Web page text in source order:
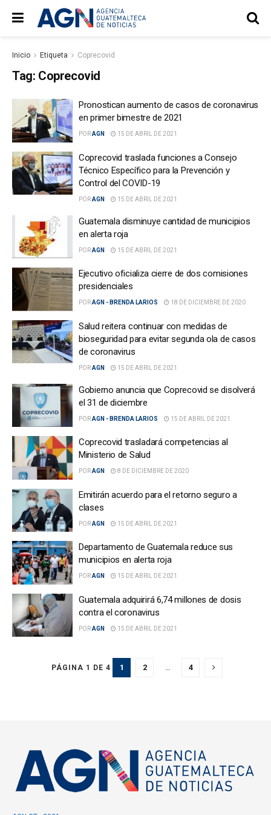
Inicio Etiqueta Coprecovid
Tag: Coprecovid
Pronostican aumento de casos de coronavirus
en primer bimestre de 2021
PORAGN 15 DE ABRIL DE 2021
Coprecovid traslada funciones a Consejo
Técnico Específico para la Prevención y
Control del COVID-19
PORAGN 15 DE ABRIL DE 2021
Guatemala disminuye cantidad de municipios
en alerta roja
PORAGN 15 DE ABRIL DE 2021
Ejecutivo oficializa cierre de dos comisiones
presidenciales
PORAGN - BRENDA LARIOS 18 DE DICIEMBRE DE 2020
Salud reitera continuar con medidas de
bioseguridad para evitar segunda ola de casos
de coronavirus
PORAGN 15 DE ABRIL DE 2021
Gobierno anuncia que Coprecovid se disolverá
el 31 de diciembre
PORAGN - BRENDA LARIOS 15 DE ABRIL DE 2021
Coprecovid trasladará competencias al
Ministerio de Salud
PORAGN 8 DE DICIEMBRE DE 2020
Emitirán acuerdo para el retorno seguro a
clases
PORAGN 15 DE ABRIL DE 2021
Departamento de Guatemala reduce sus
municipios en alerta roja
PORAGN 15 DE ABRIL DE 2021
Guatemala adquirirá 6,74 millones de dosis
contra el coronavirus
PORAGN 15 DE ABRIL DE 2021
PÁGINA 1 DE 4 1 2 … 4